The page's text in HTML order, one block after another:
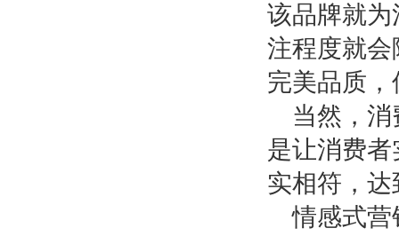
该品牌就为
注程度就
完美品质
当然，
是让消费
实相符，
情感式营